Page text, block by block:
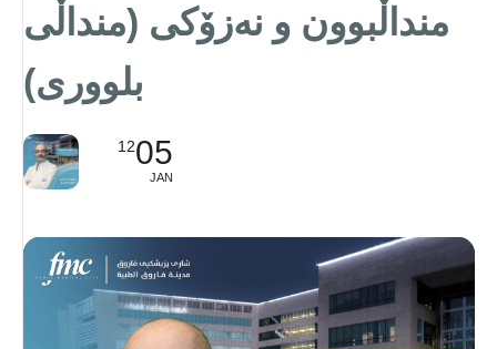
منداڵبوون و نەزۆکی (منداڵی
بلووری)
05
JAN
12